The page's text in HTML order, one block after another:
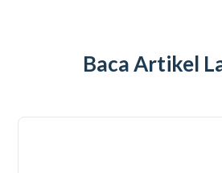
Baca Artikel